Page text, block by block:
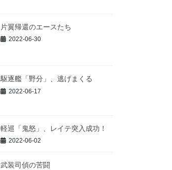
片翼帰還のエースたち
2022-06-30
駆逐艦「野分」、逃げまくる
2022-06-17
軽巡「鬼怒」、レイテ突入成功！
2022-06-02
武装司偵の苦闘